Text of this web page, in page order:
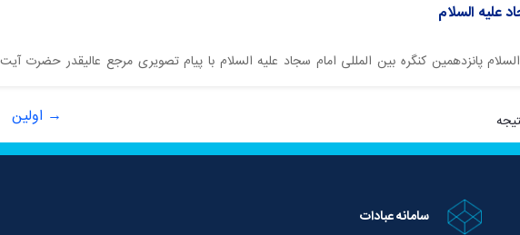
علیه السلام
پانزدهمین کنگره بین المللی امام سجاد علیه السلام با پیام تصویری مرجع عالیقدر حضرت
→ اولین
سامانه عبادات